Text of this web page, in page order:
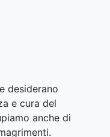
desiderano
e cura del
anche di